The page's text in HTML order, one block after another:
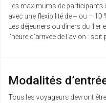
Les maximums de
avec une flexibilité de + ou – 10
Les déjeuners ou dîners du
l’heure d’arrivée de l’avion :
Modalités
Tous les voyageurs devront